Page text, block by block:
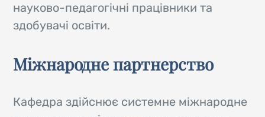
науково-педагогічні працівники та
здобувачі освіти.
Міжнародне партнерство
Кафедра здійснює системне міжнародне